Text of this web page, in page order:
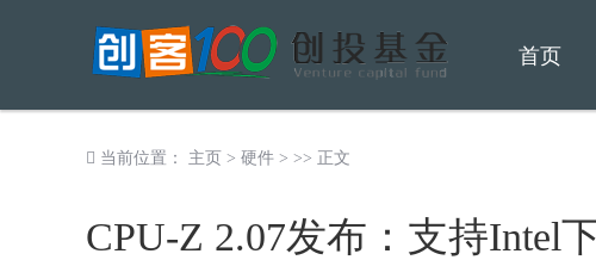
首页
当前位置： 主页 > 硬件 > >> 正文
CPU-Z 2.07发布：支持Intel